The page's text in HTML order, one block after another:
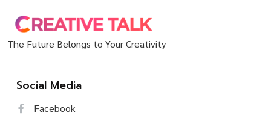
The Future Belongs to Your Creativity
Social Media
Facebook